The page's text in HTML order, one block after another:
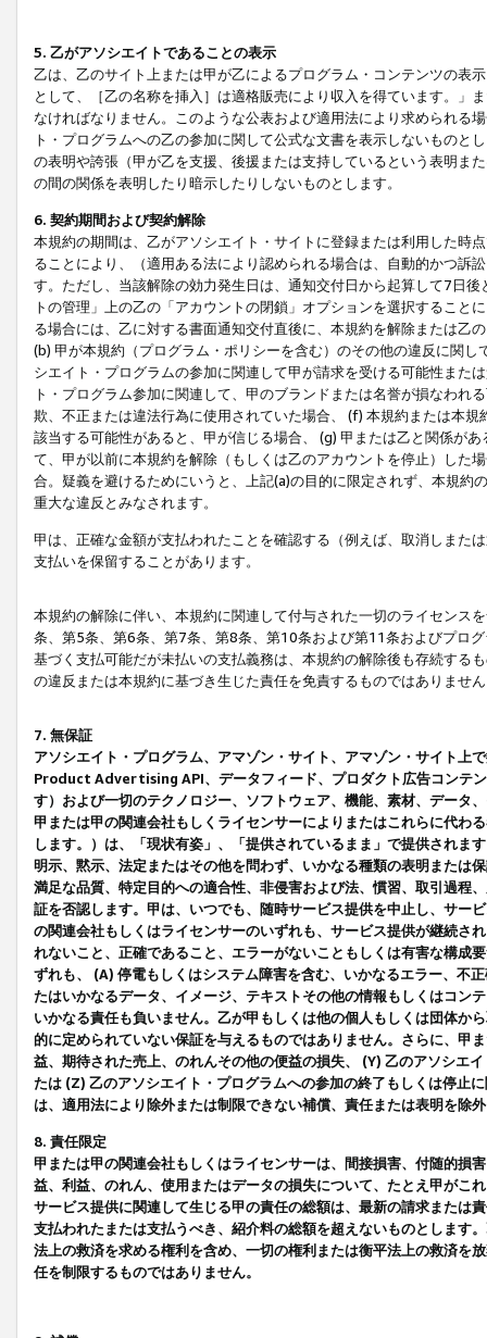
5. 乙がアソシエイトであることの表示
乙は、乙のサイト上または甲が乙によるプログラム・コンテンツの表
として、［乙の名称を挿入］は適格販売により収入を得ています。」
なければなりません。このような公表および適用法により求められる
ト・プログラムへの乙の参加に関して公式な文書を表示しないもの
の表明や誇張（甲が乙を支援、後援または支持しているという表明ま
の間の関係を表明したり暗示したりしないものとします。
6. 契約期間および契約解除
本規約の期間は、乙がアソシエイト・サイトに登録または利用した時
ることにより、（適用ある法により認められる場合は、自動的かつ訴
す。ただし、当該解除の効力発生日は、通知交付日から起算して7日
トの管理」上の乙の「アカウントの閉鎖」オプションを選択するこ
る場合には、乙に対する書面通知交付直後に、本規約を解除または乙
(b) 甲が本規約（プログラム・ポリシーを含む）のその他の違反に関
シエイト・プログラムの参加に関連して甲が請求を受ける可能性また
ト・プログラム参加に関連して、甲のブランドまたは名誉が損なわれ
欺、不正または違法行為に使用されていた場合、 (f) 本規約または本
該当する可能性があると、甲が信じる場合、 (g) 甲または乙と関係が
て、甲が以前に本規約を解除（もしくは乙のアカウントを停止）した
合。疑義を避けるためにいうと、上記(a)の目的に限定されず、本規
重大な違反とみなされます。
甲は、正確な金額が支払われたことを確認する（例えば、取消しまた
支払いを保留することがあります。
本規約の解除に伴い、本規約に関連して付与された一切のライセンス
条、第5条、第6条、第7条、第8条、第10条および第11条およびプロ
基づく支払可能だが未払いの支払義務は、本規約の解除後も存続する
の違反または本規約に基づき生じた責任を免責するものではありませ
7. 無保証
アソシエイト・プログラム、アマゾン・サイト、アマゾン・サイト上
Product Advertising API、データフィード、プロダクト広告コンテ
す）および一切のテクノロジー、ソフトウェア、機能、素材、データ
甲または甲の関連会社もしくライセンサーによりまたはこれらに代わ
します。）は、「現状有姿」、「提供されているまま」で提供されま
明示、黙示、法定またはその他を問わず、いかなる種類の表明または
満足な品質、特定目的への適合性、非侵害および法、慣習、取引過程
証を否認します。甲は、いつでも、随時サービス提供を中止し、サー
の関連会社もしくはライセンサーのいずれも、サービス提供が継続さ
れないこと、正確であること、エラーがないこともしくは有害な構成
ずれも、 (A) 停電もしくはシステム障害を含む、いかなるエラー、不
たはいかなるデータ、イメージ、テキストその他の情報もしくはコン
いかなる責任も負いません。乙が甲もしくは他の個人もしくは団体か
的に定められていない保証を与えるものではありません。さらに、甲
益、期待された売上、のれんその他の便益の損失、 (Y) 乙のアソシエ
たは (Z) 乙のアソシエイト・プログラムへの参加の終了もしくは停止
は、適用法により除外または制限できない補償、責任または表明を除
8. 責任限定
甲または甲の関連会社もしくはライセンサーは、間接損害、付随的損
益、利益、のれん、使用またはデータの損失について、たとえ甲がこ
サービス提供に関連して生じる甲の責任の総額は、最新の請求または
支払われたまたは支払うべき、紹介料の総額を超えないものとします
法上の救済を求める権利を含め、一切の権利または衡平法上の救済を
任を制限するものではありません。